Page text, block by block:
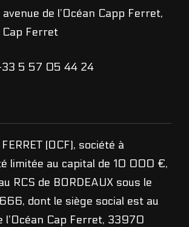
de l’Océan Capp Ferret,
Ferret
5 57 05 44 24
(OCF), société à
limitée au capital de 10 000 €,
RCS de BORDEAUX sous le
dont le siège social est au
l’Océan Cap Ferret, 33970